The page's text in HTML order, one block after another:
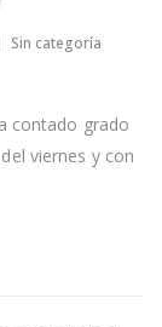
leve
Sin categoría
contado grado
viernes y con